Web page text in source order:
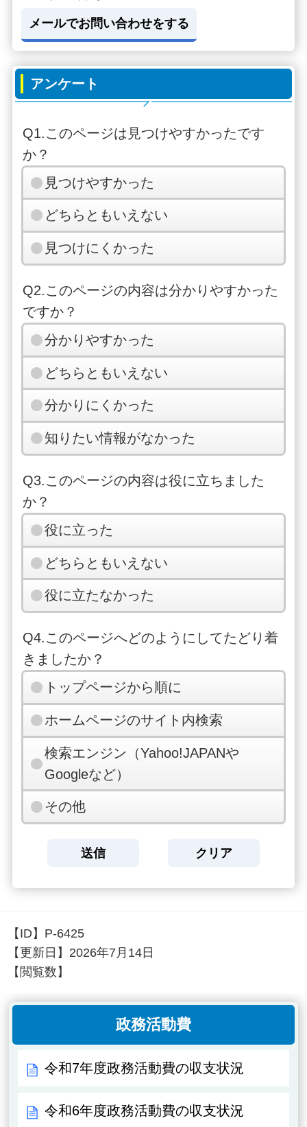
メールでお問い合わせをする
アンケート
Q1.このページは見つけやすかったです
か？
見つけやすかった
どちらともいえない
見つけにくかった
Q2.このページの内容は分かりやすかった
ですか？
分かりやすかった
どちらともいえない
分かりにくかった
知りたい情報がなかった
Q3.このページの内容は役に立ちました
か？
役に立った
どちらともいえない
役に立たなかった
Q4.このページへどのようにしてたどり着
きましたか？
トップページから順に
ホームページのサイト内検索
検索エンジン（Yahoo!JAPANや
Googleなど）
その他
【ID】 P-6425
【更新日】 2026年7月14日
【閲覧数】
政務活動費
令和7年度政務活動費の収支状況
令和6年度政務活動費の収支状況